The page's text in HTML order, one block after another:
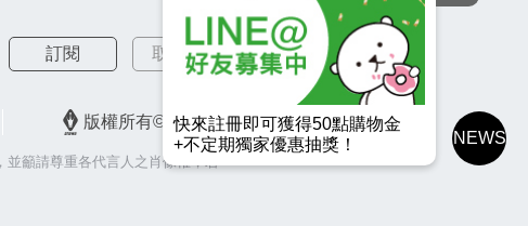
NEWS
快來註冊即可獲得50點購物金
+不定期獨家優惠抽獎！
訂閱
取消訂閱
版權所有© 2026 皇冠金屬工業股份有限公司
並籲請尊重各代言人之肖像權，若